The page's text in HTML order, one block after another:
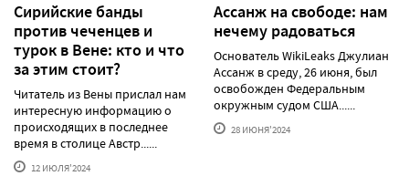
Сирийские банды
против чеченцев и
турок в Вене: кто и что
за этим стоит?
Читатель из Вены прислал нам
интересную информацию о
происходящих в последнее
время в столице Австр......
12 ИЮЛЯ'2024
Ассанж на свободе: нам
нечему радоваться
Основатель WikiLeaks Джулиан
Ассанж в среду, 26 июня, был
освобожден Федеральным
окружным судом США......
28 ИЮНЯ'2024